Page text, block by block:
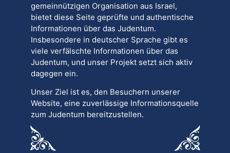
gemeinnützigen Organisation aus Israel,
bietet diese Seite geprüfte und authentische
Informationen über das Judentum.
Insbesondere in deutscher Sprache gibt es
viele verfälschte Informationen über das
Judentum, und unser Projekt setzt sich aktiv
dagegen ein.
Unser Ziel ist es, den Besuchern unserer
Website, eine zuverlässige Informationsquelle
zum Judentum bereitzustellen.